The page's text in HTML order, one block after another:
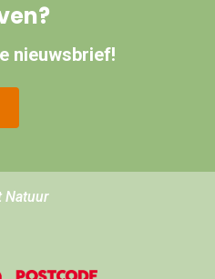
nieuwsbrief!
Natuur